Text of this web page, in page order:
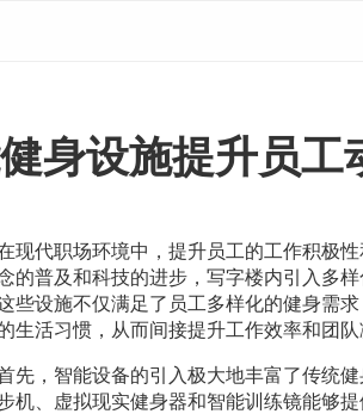
身设施提升员工
现代职场环境中，提升员工的工作积极
的普及和科技的进步，写字楼内引入多
些设施不仅满足了员工多样化的健身需
生活习惯，从而间接提升工作效率和团队
先，智能设备的引入极大地丰富了传统
机、虚拟现实健身器和智能训练镜能够